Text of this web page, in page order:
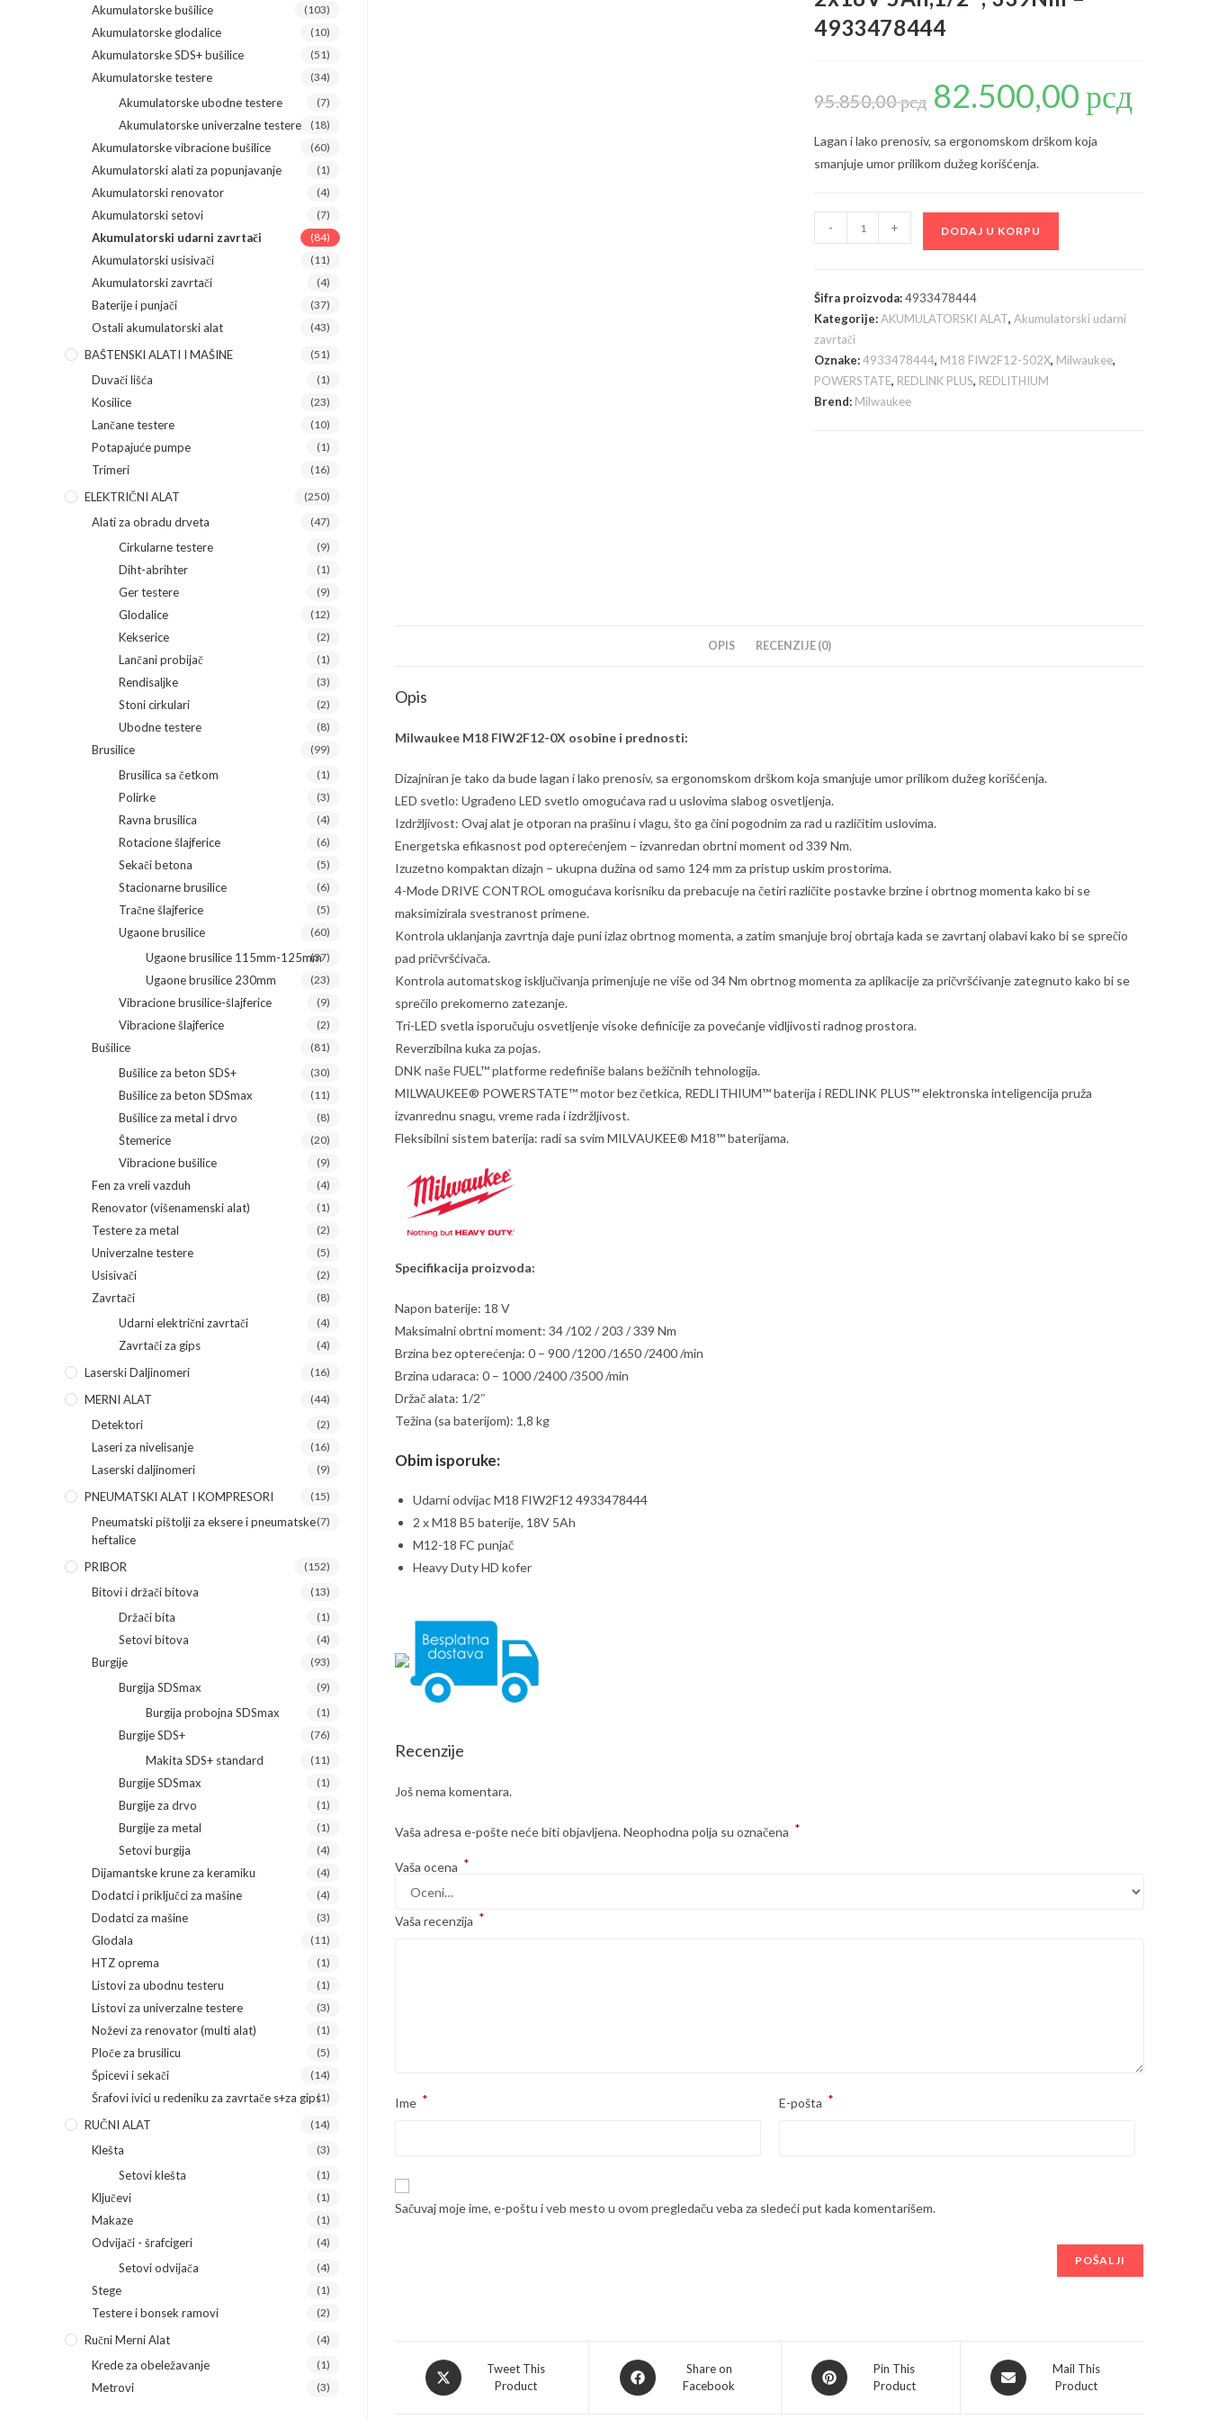
4933478444
95.850,00рсд
Originalna
cena
je
95.850,00 рсд.
82.500,00рсдje:
Lagan i lako prenosiv, sa ergonomskom drškom koja
smanjuje umor prilikom dužeg korišćenja.
Milwaukee
M18
502X
akumulatorski
udarni
odvijač,
2x18V
5Ah,1/2",
- + DODAJ U KORPU
Šifra proizvoda:4933478444
Kategorije:AKUMULATORSKI ALAT,Akumulatorski udarni
zavrtači
Oznake:4933478444, M18 FIW2F12-502X, Milwaukee,
POWERSTATE, REDLINK PLUS, REDLITHIUM
Brend: Milwaukee
OPIS RECENZIJE (0)
Opis
Milwaukee M18 FIW2F12-0X osobine i prednosti:
Dizajniran je tako da bude lagan i lako prenosiv, sa ergonomskom drškom koja smanjuje umor prilikom dužeg korišćenja.
LED svetlo: Ugrađeno LED svetlo omogućava rad u uslovima slabog osvetljenja.
Izdržljivost: Ovaj alat je otporan na prašinu i vlagu, što ga čini pogodnim za rad u različitim uslovima.
Energetska efikasnost pod opterećenjem – izvanredan obrtni moment od 339 Nm.
Izuzetno kompaktan dizajn – ukupna dužina od samo 124 mm za pristup uskim prostorima.
4-Mode DRIVE CONTROL omogućava korisniku da prebacuje na četiri različite postavke brzine i obrtnog momenta kako bi se
maksimizirala svestranost primene.
Kontrola uklanjanja zavrtnja daje puni izlaz obrtnog momenta, a zatim smanjuje broj obrtaja kada se zavrtanj olabavi kako bi se sprečio
pad pričvršćivača.
Kontrola automatskog isključivanja primenjuje ne više od 34 Nm obrtnog momenta za aplikacije za pričvršćivanje zategnuto kako bi se
sprečilo prekomerno zatezanje.
Tri-LED svetla isporučuju osvetljenje visoke definicije za povećanje vidljivosti radnog prostora.
Reverzibilna kuka za pojas.
DNK naše FUEL™ platforme redefiniše balans bežičnih tehnologija.
MILWAUKEE® POWERSTATE™ motor bez četkica, REDLITHIUM™ baterija i REDLINK PLUS™ elektronska inteligencija pruža
izvanrednu snagu, vreme rada i izdržljivost.
Fleksibilni sistem baterija: radi sa svim MILVAUKEE® M18™ baterijama.
Specifikacija proizvoda:
Napon baterije: 18 V
Maksimalni obrtni moment: 34 /102 / 203 / 339 Nm
Brzina bez opterećenja: 0 – 900 /1200 /1650 /2400 /min
Brzina udaraca: 0 – 1000 /2400 /3500 /min
Držač alata: 1/2″
Težina (sa baterijom): 1,8 kg
Obim isporuke:
Udarni odvijac M18 FIW2F12 4933478444
2 x M18 B5 baterije, 18V 5Ah
M12-18 FC punjač
Heavy Duty HD kofer
Recenzije
Još nema komentara.
Vaša adresa e-pošte neće biti objavljena.Neophodna polja su označena *
Vaša ocena *
Vaša recenzija *
Ime * E-pošta *
Sačuvaj moje ime, e-poštu i veb mesto u ovom pregledaču veba za sledeći put kada komentarišem.
Opens
in
Tweet This
Product
Opens
in
Share on
Facebook
Opens
in
Pin This
Product
Opens
in
Mail This
Product
Akumulatorske bušilice (103)
Akumulatorske glodalice (10)
Akumulatorske SDS+ bušilice (51)
Akumulatorske testere (34)
Akumulatorske ubodne testere (7)
Akumulatorske univerzalne testere (18)
Akumulatorske vibracione bušilice (60)
Akumulatorski alati za popunjavanje (1)
Akumulatorski renovator (4)
Akumulatorski setovi (7)
Akumulatorski udarni zavrtači (84)
Akumulatorski usisivači (11)
Akumulatorski zavrtači (4)
Baterije i punjači (37)
Ostali akumulatorski alat (43)
BAŠTENSKI ALATI I MAŠINE (51)
Duvači lišća (1)
Kosilice (23)
Lančane testere (10)
Potapajuće pumpe (1)
Trimeri (16)
ELEKTRIČNI ALAT (250)
Alati za obradu drveta (47)
Cirkularne testere (9)
Diht-abrihter (1)
Ger testere (9)
Glodalice (12)
Kekserice (2)
Lančani probijač (1)
Rendisaljke (3)
Stoni cirkulari (2)
Ubodne testere (8)
Brusilice (99)
Brusilica sa četkom (1)
Polirke (3)
Ravna brusilica (4)
Rotacione šlajferice (6)
Sekači betona (5)
Stacionarne brusilice (6)
Tračne šlajferice (5)
Ugaone brusilice (60)
Ugaone brusilice 115mm-125mm
(37)
Ugaone brusilice 230mm (23)
Vibracione brusilice-šlajferice (9)
Vibracione šlajferice (2)
Bušilice (81)
Bušilice za beton SDS+ (30)
Bušilice za beton SDSmax (11)
Bušilice za metal i drvo (8)
Štemerice (20)
Vibracione bušilice (9)
Fen za vreli vazduh (4)
Renovator (višenamenski alat) (1)
Testere za metal (2)
Univerzalne testere (5)
Usisivači (2)
Zavrtači (8)
Udarni električni zavrtači (4)
Zavrtači za gips (4)
Laserski Daljinomeri (16)
MERNI ALAT (44)
Detektori (2)
Laseri za nivelisanje (16)
Laserski daljinomeri (9)
PNEUMATSKI ALAT I KOMPRESORI (15)
Pneumatski pištolji za eksere i pneumatske
heftalice
(7)
PRIBOR (152)
Bitovi i držači bitova (13)
Držači bita (1)
Setovi bitova (4)
Burgije (93)
Burgija SDSmax (9)
Burgija probojna SDSmax (1)
Burgije SDS+ (76)
Makita SDS+ standard (11)
Burgije SDSmax (1)
Burgije za drvo (1)
Burgije za metal (1)
Setovi burgija (4)
Dijamantske krune za keramiku (4)
Dodatci i priključci za mašine (4)
Dodatci za mašine (3)
Glodala (11)
HTZ oprema (1)
Listovi za ubodnu testeru (1)
Listovi za univerzalne testere (3)
Noževi za renovator (multi alat) (1)
Ploče za brusilicu (5)
Špicevi i sekači (14)
Šrafovi ivici u redeniku za zavrtače s+za gips(1)
RUČNI ALAT (14)
Klešta (3)
Setovi klešta (1)
Ključevi (1)
Makaze (1)
Odvijači - šrafcigeri (4)
Setovi odvijača (4)
Stege (1)
Testere i bonsek ramovi (2)
Ručni Merni Alat (4)
Krede za obeležavanje (1)
Metrovi (3)